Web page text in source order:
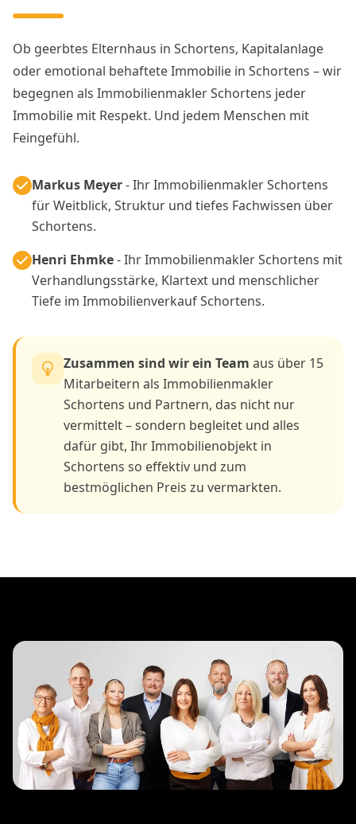
Ob geerbtes Elternhaus in Schortens, Kapitalanlage
oder emotional behaftete Immobilie in Schortens – wir
begegnen als Immobilienmakler Schortens jeder
Immobilie mit Respekt. Und jedem Menschen mit
Feingefühl.
Markus Meyer- Ihr Immobilienmakler Schortens
für Weitblick, Struktur und tiefes Fachwissen über
Schortens.
Henri Ehmke- Ihr Immobilienmakler Schortens mit
Verhandlungsstärke, Klartext und menschlicher
Tiefe im Immobilienverkauf Schortens.
Zusammen sind wir ein Team aus über 15
Mitarbeitern als Immobilienmakler
Schortens und Partnern, das nicht nur
vermittelt – sondern begleitet und alles
dafür gibt, Ihr Immobilienobjekt in
Schortens so effektiv und zum
bestmöglichen Preis zu vermarkten.